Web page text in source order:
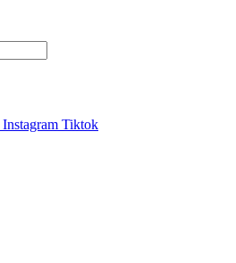
Instagram Tiktok